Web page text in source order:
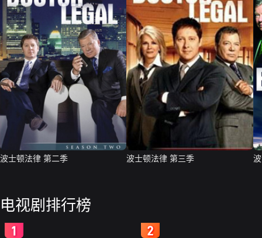
波士顿法律 第二季 波士顿法律 第三季
电视剧排行榜